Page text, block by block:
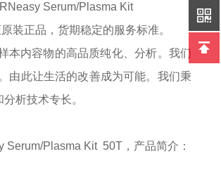
Serum/Plasma Kit
装正品，货期稳定的服务标准。
本内容物的高品质纯化、分析。我们
由此让生活的改善成为可能。我们秉
析技术专长。
Serum/Plasma Kit 50T ， 产品简介：